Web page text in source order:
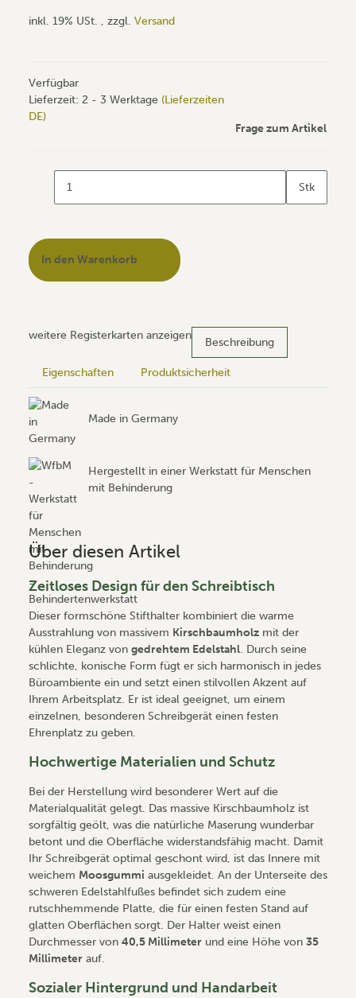
inkl. 19% USt. , zzgl. Versand
Verfügbar
Lieferzeit: 2 - 3 Werktage (Lieferzeiten
DE)
Frage zum Artikel
Stk
In den Warenkorb
weitere Registerkarten anzeigen
Beschreibung
Eigenschaften Produktsicherheit
Made in Germany
Hergestellt in einer Werkstatt für Menschen
mit Behinderung
Über diesen Artikel
Zeitloses Design für den Schreibtisch
Dieser formschöne Stifthalter kombiniert die warme
Ausstrahlung von massivem Kirschbaumholz mit der
kühlen Eleganz von gedrehtem Edelstahl. Durch seine
schlichte, konische Form fügt er sich harmonisch in jedes
Büroambiente ein und setzt einen stilvollen Akzent auf
Ihrem Arbeitsplatz. Er ist ideal geeignet, um einem
einzelnen, besonderen Schreibgerät einen festen
Ehrenplatz zu geben.
Hochwertige Materialien und Schutz
Bei der Herstellung wird besonderer Wert auf die
Materialqualität gelegt. Das massive Kirschbaumholz ist
sorgfältig geölt, was die natürliche Maserung wunderbar
betont und die Oberfläche widerstandsfähig macht. Damit
Ihr Schreibgerät optimal geschont wird, ist das Innere mit
weichem Moosgummi ausgekleidet. An der Unterseite des
schweren Edelstahlfußes befindet sich zudem eine
rutschhemmende Platte, die für einen festen Stand auf
glatten Oberflächen sorgt. Der Halter weist einen
Durchmesser von 40,5 Millimeter und eine Höhe von 35
Millimeter auf.
Sozialer Hintergrund und Handarbeit